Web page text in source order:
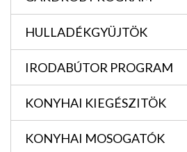
HULLADÉKGYÜJTÖK
IRODABÚTOR PROGRAM
KONYHAI KIEGÉSZITÖK
KONYHAI MOSOGATÓK